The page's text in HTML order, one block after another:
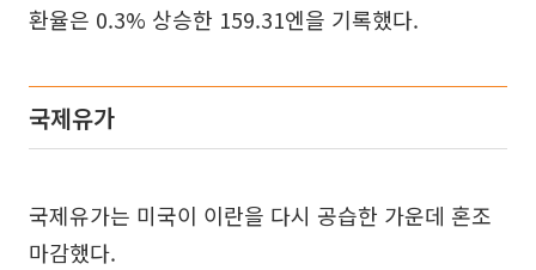
환율은 0.3% 상승한 159.31엔을 기록했다.
국제유가
국제유가는 미국이 이란을 다시 공습한 가운데 혼조
마감했다.